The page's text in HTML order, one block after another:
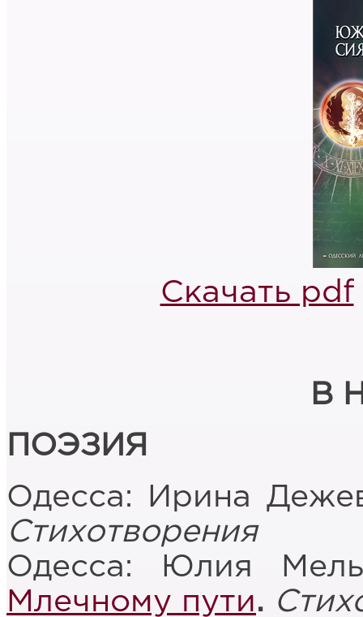
Скачать pdf
В
ПОЭЗИЯ
Одесса: Ирина
Стихотворения
Одесса: Юлия
Млечному пути.